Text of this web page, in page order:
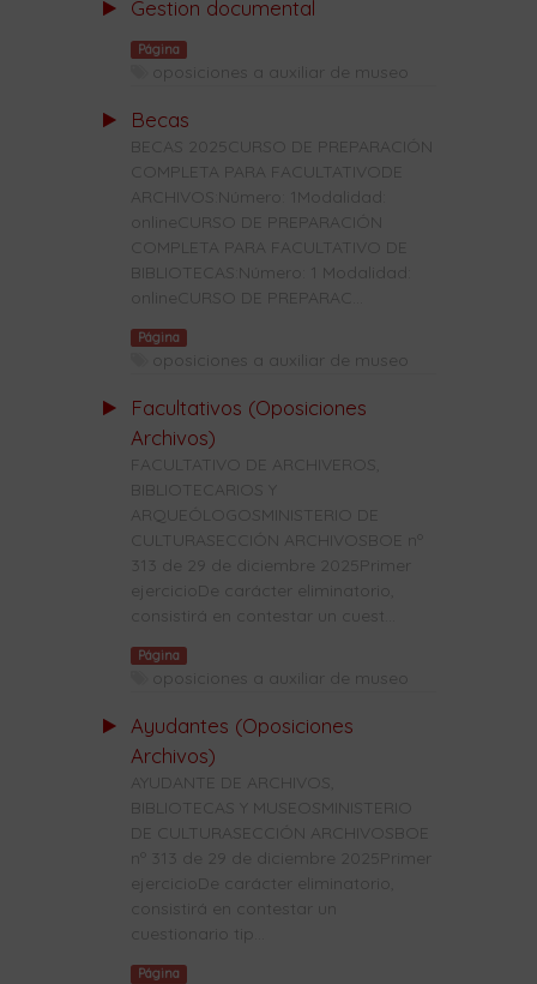
Gestion documental
Página
oposiciones a auxiliar de museo
Becas
BECAS 2025CURSO DE PREPARACIÓN
COMPLETA PARA FACULTATIVODE
ARCHIVOS:Número: 1Modalidad:
onlineCURSO DE PREPARACIÓN
COMPLETA PARA FACULTATIVO DE
BIBLIOTECAS:Número: 1 Modalidad:
onlineCURSO DE PREPARAC...
Página
oposiciones a auxiliar de museo
Facultativos (Oposiciones
Archivos)
FACULTATIVO DE ARCHIVEROS,
BIBLIOTECARIOS Y
ARQUEÓLOGOSMINISTERIO DE
CULTURASECCIÓN ARCHIVOSBOE nº
313 de 29 de diciembre 2025Primer
ejercicioDe carácter eliminatorio,
consistirá en contestar un cuest...
Página
oposiciones a auxiliar de museo
Ayudantes (Oposiciones
Archivos)
AYUDANTE DE ARCHIVOS,
BIBLIOTECAS Y MUSEOSMINISTERIO
DE CULTURASECCIÓN ARCHIVOSBOE
nº 313 de 29 de diciembre 2025Primer
ejercicioDe carácter eliminatorio,
consistirá en contestar un
cuestionario tip...
Página